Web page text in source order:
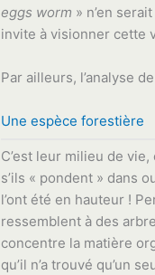
eggs worm » n’en
invite à visionner cette
Par ailleurs, l’analyse
Une espèce forestière
C’est leur milieu de
s’ils « pondent » dans
l’ont été en hauteur !
ressemblent à des
concentre la matière
qu’il n’a trouvé qu’un